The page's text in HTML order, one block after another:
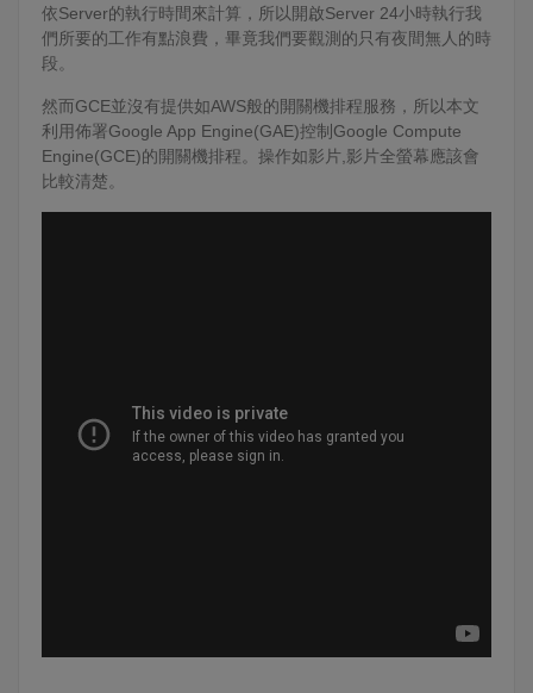
依Server的執行時間來計算，所以開啟Server 24小時執行我
們所要的工作有點浪費，畢竟我們要觀測的只有夜間無人的時
段。
然而GCE並沒有提供如AWS般的開關機排程服務，所以本文
利用佈署Google App Engine(GAE)控制Google Compute
Engine(GCE)的開關機排程。操作如影片,影片全螢幕應該會
比較清楚。